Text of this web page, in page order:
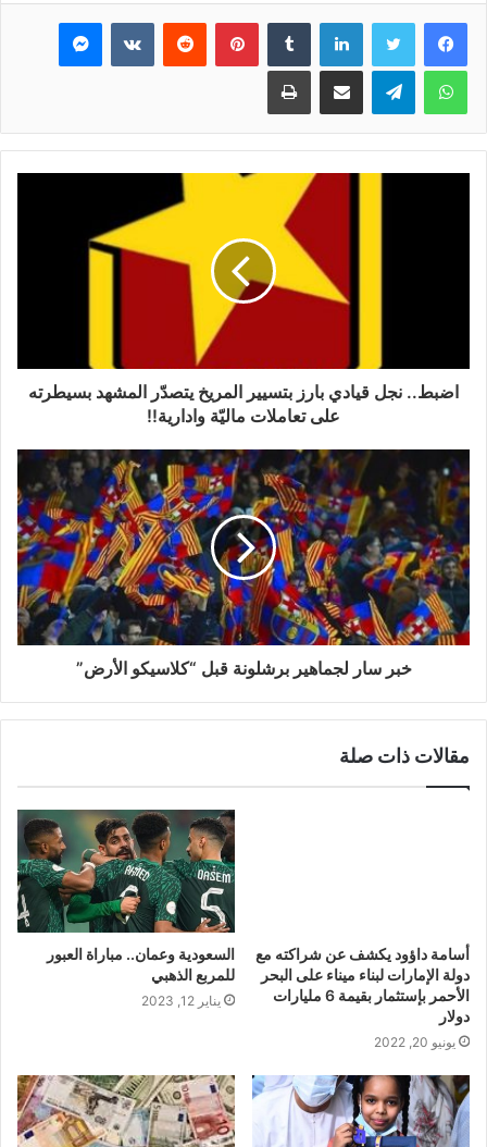
فيسبوك تويتر لينكدإن بينتيريست ماسنجر
واتساب تيلقرام مشاركة عبر البريد طباعة
اضبط.. نجل قيادي بارز بتسيير المريخ يتصدّر المشهد بسيطرته
على تعاملات ماليّة وادارية!!
خبر سار لجماهير برشلونة قبل “كلاسيكو الأرض”
مقالات ذات صلة
يونيو 20, 2022
السعودية وعمان.. مباراة العبور
للمربع الذهبي
يناير 12, 2023